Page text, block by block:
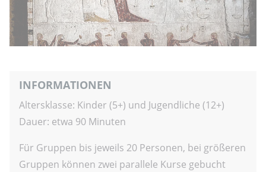
INFORMATIONEN
Altersklasse: Kinder (5+) und Jugendliche (12+)
Dauer: etwa 90 Minuten
Für Gruppen bis jeweils 20 Personen, bei größeren
Gruppen können zwei parallele Kurse gebucht